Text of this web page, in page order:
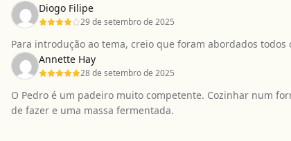
Diogo Filipe
29 de setembro de 2025
Para introdução ao tema, creio que foram abordados
Annette Hay
28 de setembro de 2025
O Pedro é um padeiro muito competente. Cozinhar num
de fazer e uma massa fermentada.